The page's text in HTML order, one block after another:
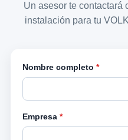
Un asesor te contactará
instalación para tu
Nombre completo *
Empresa *